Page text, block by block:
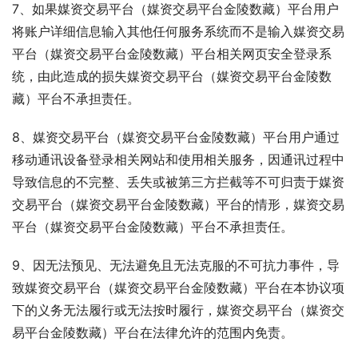
7、如果媒资交易平台（媒资交易平台金陵数藏）平台用户
将账户详细信息输入其他任何服务系统而不是输入媒资交易
平台（媒资交易平台金陵数藏）平台相关网页安全登录系
统，由此造成的损失媒资交易平台（媒资交易平台金陵数
藏）平台不承担责任。
8、媒资交易平台（媒资交易平台金陵数藏）平台用户通过
移动通讯设备登录相关网站和使用相关服务，因通讯过程中
导致信息的不完整、丢失或被第三方拦截等不可归责于媒资
交易平台（媒资交易平台金陵数藏）平台的情形，媒资交易
平台（媒资交易平台金陵数藏）平台不承担责任。
9、因无法预见、无法避免且无法克服的不可抗力事件，导
致媒资交易平台（媒资交易平台金陵数藏）平台在本协议项
下的义务无法履行或无法按时履行，媒资交易平台（媒资交
易平台金陵数藏）平台在法律允许的范围内免责。